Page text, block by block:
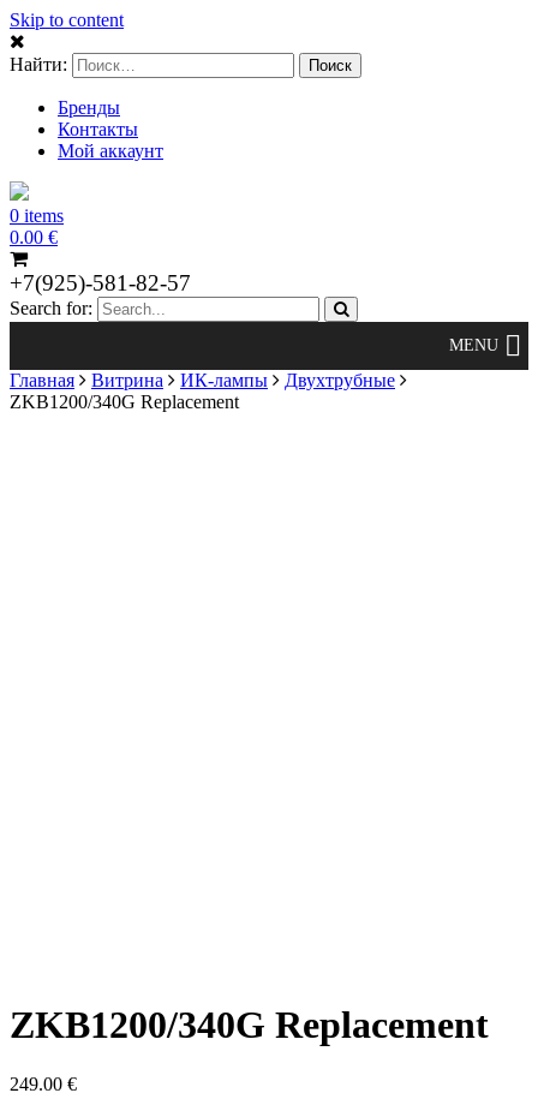
Skip to content
Найти:
Бренды
Контакты
Мой аккаунт
0 items
0.00 €
+7(925)-581-82-57
Search for:
Главная Витрина ИК-лампы
Двухтрубные
ZKB1200/340G Replacement
ZKB1200/340G Replacement
249.00 €